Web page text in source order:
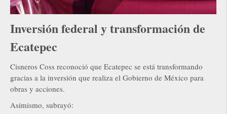
Inversión federal y transformación de
Ecatepec
Cisneros Coss reconoció que Ecatepec se está transformando
gracias a la inversión que realiza el Gobierno de México para
obras y acciones.
Asimismo, subrayó: